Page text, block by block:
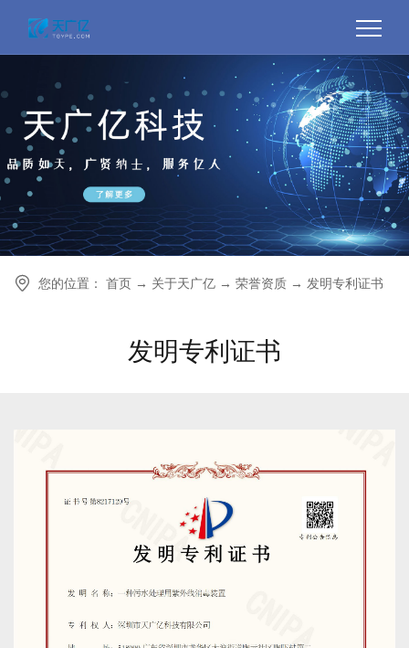
 您的位置： 首页 → 关于天广亿 → 荣誉资质 → 发明专利证书
发明专利证书